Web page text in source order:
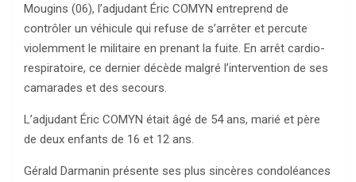
Mougins (06), l’adjudant Éric COMYN entreprend de
contrôler un véhicule qui refuse de s’arrêter et percute
violemment le militaire en prenant la fuite. En arrêt cardio-
respiratoire, ce dernier décède malgré l’intervention de ses
camarades et des secours.
L’adjudant Éric COMYN était âgé de 54 ans, marié et père
de deux enfants de 16 et 12 ans.
Gérald Darmanin présente ses plus sincères condoléances